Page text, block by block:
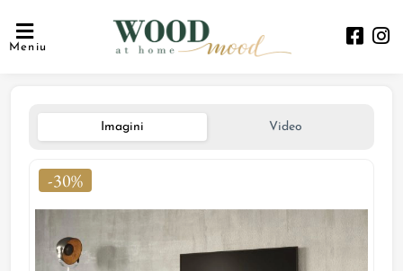
Meniu
Imagini Video
-30%